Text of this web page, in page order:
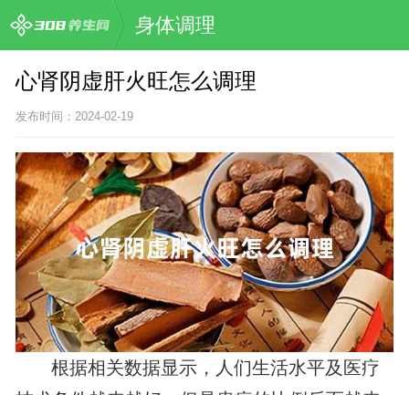
身体调理
心肾阴虚肝火旺怎么调理
发布时间：2024-02-19
根据相关数据显示，人们生活水平及医疗